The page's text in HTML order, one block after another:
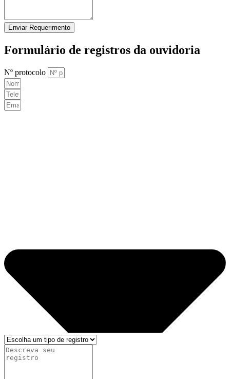
Enviar Requerimento
Formulário de registros da ouvidoria
Nº protocolo